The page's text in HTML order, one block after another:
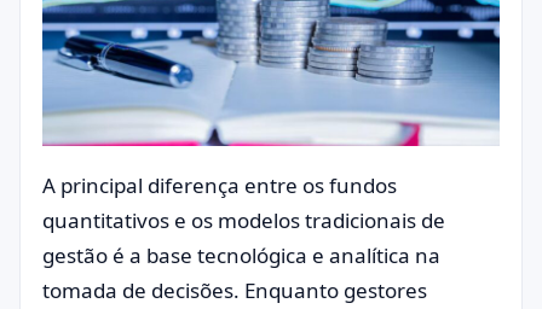
A principal diferença entre os fundos
quantitativos e os modelos tradicionais de
gestão é a base tecnológica e analítica na
tomada de decisões. Enquanto gestores